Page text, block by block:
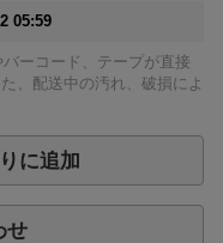
05:59
ーコード、テープが直接
、配送中の汚れ、破損によ
に追加
せ